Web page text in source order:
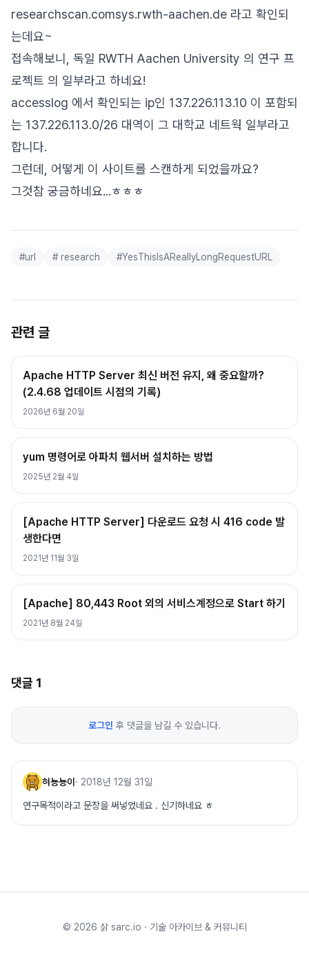
researchscan.comsys.rwth-aachen.de 라고 확인되
는데요~
접속해보니, 독일 RWTH Aachen University 의 연구 프
로젝트 의 일부라고 하네요!
accesslog 에서 확인되는 ip인 137.226.113.10 이 포함되
는 137.226.113.0/26 대역이 그 대학교 네트웍 일부라고
합니다.
그런데, 어떻게 이 사이트를 스캔하게 되었을까요?
그것참 궁금하네요...ㅎㅎㅎ
#url #research #YesThisIsAReallyLongRequestURL
관련 글
Apache HTTP Server 최신 버전 유지, 왜 중요할까?
(2.4.68 업데이트 시점의 기록)
2026년 6월 20일
yum 명령어로 아파치 웹서버 설치하는 방법
2025년 2월 4일
[Apache HTTP Server] 다운로드 요청 시 416 code 발
생한다면
2021년 11월 3일
[Apache] 80,443 Root 외의 서비스계정으로 Start 하기
2021년 8월 24일
댓글 1
로그인 후 댓글을 남길 수 있습니다.
혀뇽뇽이 · 2018년 12월 31일
연구목적이라고 문장을 써넣었네요 . 신기하네요 ㅎ
© 2026 삵 sarc.io · 기술 아카이브 & 커뮤니티